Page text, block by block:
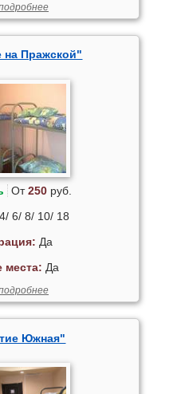
Пражской"
От250руб.
6/ 8/ 10/ 18
Да
места: Да
Южная"